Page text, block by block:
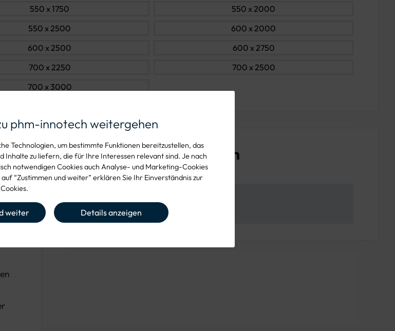
Bevor Sie zu phm-innotech weitergehen
Technologien, um bestimmte Funktionen bereitzustellen, das
Inhalte zu liefern, die für Ihre Interessen relevant sind. Je nach
notwendigen Cookies auch Analyse- und Marketing-Cookies
“Zustimmen und weiter” erklären Sie Ihr Einverständnis zur
weiter Details anzeigen
550 x 1750
550 x 2000
550 x 2500
600 x 2000
600 x 2500
600 x 2750
700 x 2250
700 x 2500
700 x 3000
Produkteigenschaften
418-10